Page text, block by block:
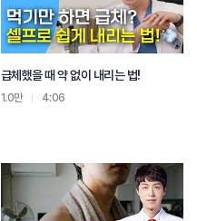
급체했을 때 약 없이 내리는 법!
1.0만 4:06